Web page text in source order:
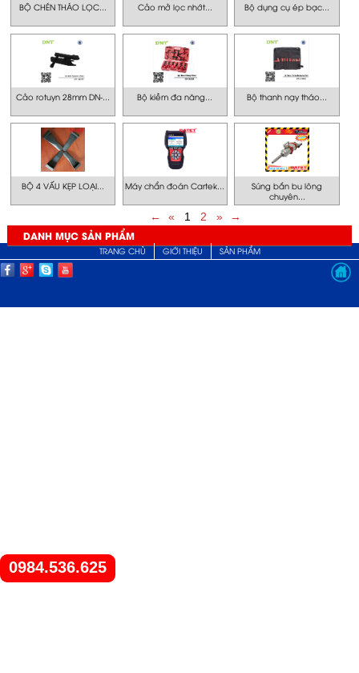
0984.536.625
BỘ CHÉN THÁO LỌC... Cảo mở lọc nhớt... Bộ dụng cụ ép bạc...
Cảo rotuyn 28mm DN-... Bộ kiềm đa năng... Bộ thanh nạy tháo...
BỘ 4 VẤU KẸP LOẠI... Máy chẩn đoán Cartek...
Súng bắn bu lông
chuyên...
← « 1 2 » →
DANH MỤC SẢN PHẨM
TRANG CHỦ GIỚI THIỆU SẢN PHẨM